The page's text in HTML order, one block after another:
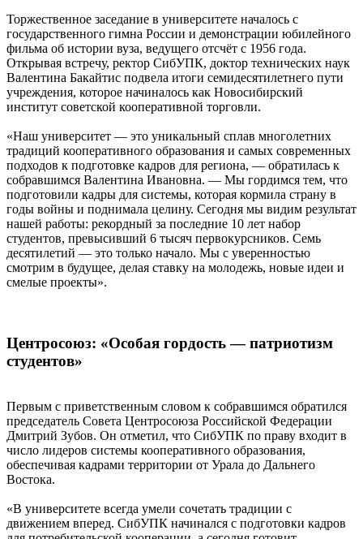
Торжественное заседание в университете началось с
государственного гимна России и демонстрации юбилейного
фильма об истории вуза, ведущего отсчёт с 1956 года.
Открывая встречу, ректор СибУПК, доктор технических наук
Валентина Бакайтис подвела итоги семидесятилетнего пути
учреждения, которое начиналось как Новосибирский
институт советской кооперативной торговли.
«Наш университет — это уникальный сплав многолетних
традиций кооперативного образования и самых современных
подходов к подготовке кадров для региона, — обратилась к
собравшимся Валентина Ивановна. — Мы гордимся тем, что
подготовили кадры для системы, которая кормила страну в
годы войны и поднимала целину. Сегодня мы видим результат
нашей работы: рекордный за последние 10 лет набор
студентов, превысивший 6 тысяч первокурсников. Семь
десятилетий — это только начало. Мы с уверенностью
смотрим в будущее, делая ставку на молодежь, новые идеи и
смелые проекты».
Центросоюз: «Особая гордость — патриотизм
студентов»
Первым с приветственным словом к собравшимся обратился
председатель Совета Центросоюза Российской Федерации
Дмитрий Зубов. Он отметил, что СибУПК по праву входит в
число лидеров системы кооперативного образования,
обеспечивая кадрами территории от Урала до Дальнего
Востока.
«В университете всегда умели сочетать традиции с
движением вперед. СибУПК начинался с подготовки кадров